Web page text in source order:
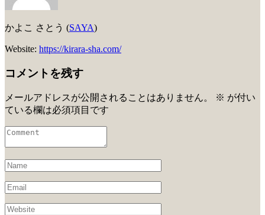
かよこ さとう (SAYA)
Website: https://kirara-sha.com/
コメントを残す
メールアドレスが公開されることはありません。 ※ が付い
ている欄は必須項目です